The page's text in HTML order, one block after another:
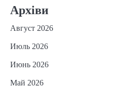
Архіви
Август 2026
Июль 2026
Июнь 2026
Май 2026